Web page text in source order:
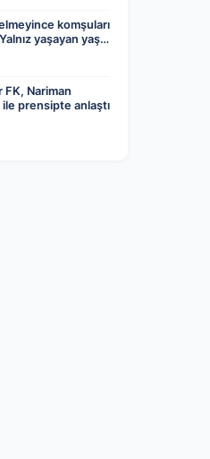
komşuları
yaşayan yaşlı
bulundu
FK, Nariman
prensipte anlaştı